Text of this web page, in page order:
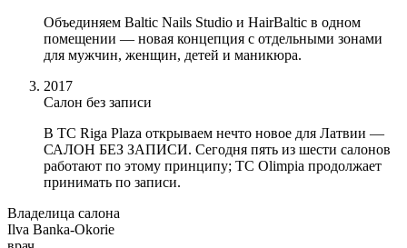
Объединяем Baltic Nails Studio и HairBaltic в одном
помещении — новая концепция с отдельными зонами
для мужчин, женщин, детей и маникюра.
2017
Салон без записи
В TC Riga Plaza открываем нечто новое для Латвии —
САЛОН БЕЗ ЗАПИСИ. Сегодня пять из шести салонов
работают по этому принципу; TC Olimpia продолжает
принимать по записи.
Владелица салона
Ilva Banka-Okorie